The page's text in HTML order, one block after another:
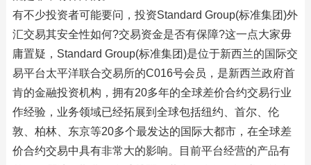
有不少投资者可能要问，投资Standard Group(标准集团)外
汇交易其安全性如何?交易资金是否有保障?这一点大家毋
庸置疑，Standard Group(标准集团)是位于新西兰的国际交
易平台太平洋联合交易所的C016号会员，是新西兰政府首
肯的金融投资机构，拥有20多年的全球差价合约交易行业
作经验，业务领域已经拓展到全球包括纽约、首尔、伦
敦、柏林、东京等20多个最发达的国际大都市，在全球差
价合约交易中具有非常大的影响。目前平台经营的产品有